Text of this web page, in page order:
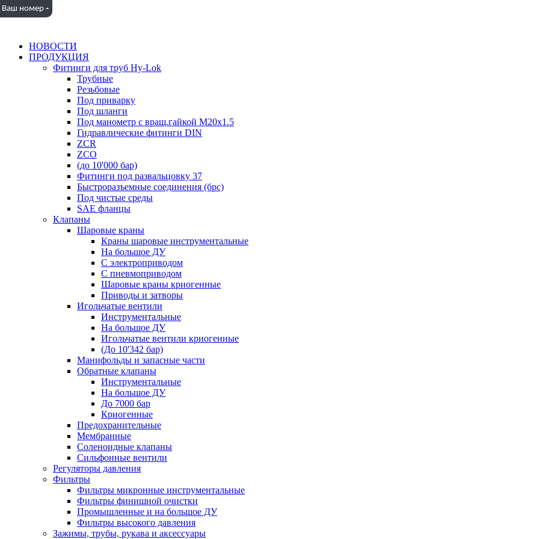
НОВОСТИ
ПРОДУКЦИЯ
Фитинги для труб Hy-Lok
Трубные
Резьбовые
Под приварку
Под шланги
Под манометр с вращ.гайкой M20x1.5
Гидравлические фитинги DIN
ZCR
ZCO
(до 10'000 бар)
Фитинги под развальцовку 37
Быстроразъемные соединения (брс)
Под чистые среды
SAE фланцы
Клапаны
Шаровые краны
Краны шаровые инструментальные
На большое ДУ
С электроприводом
С пневмоприводом
Шаровые краны криогенные
Приводы и затворы
Игольчатые вентили
Инструментальные
На большое ДУ
Игольчатые вентили криогенные
(До 10'342 бар)
Манифольды и запасные части
Обратные клапаны
Инструментальные
На большое ДУ
До 7000 бар
Криогенные
Предохранительные
Мембранные
Соленоидные клапаны
Сильфонные вентили
Регуляторы давления
Фильтры
Фильтры микронные инструментальные
Фильтры финишной очистки
Промышленные и на большое ДУ
Фильтры высокого давления
Зажимы, трубы, рукава и аксессуары
Ваш номер -